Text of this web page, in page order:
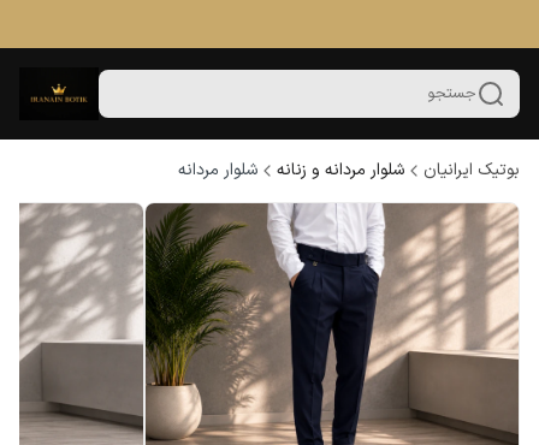
جستجو
بوتیک ایرانیان شلوار مردانه و زنانه شلوار مردانه